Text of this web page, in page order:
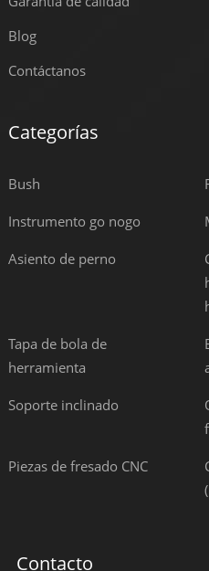
Blog
Contáctanos
Categorías
Bush
Instrumento go nogo
Asiento de perno
Tapa de bola de
herramienta
Soporte inclinado
Piezas de fresado CNC
Contacto